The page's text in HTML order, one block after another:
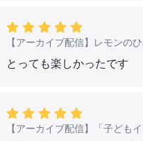
info.or.jp/ed_clock/gw_clock/
【アーカイブ配信】レモンの
とっても楽しかったです
【アーカイブ配信】「子ども